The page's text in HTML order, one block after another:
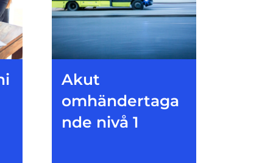
Akut
omhändertaga
nde nivå 1